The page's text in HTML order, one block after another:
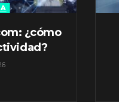
¿cómo